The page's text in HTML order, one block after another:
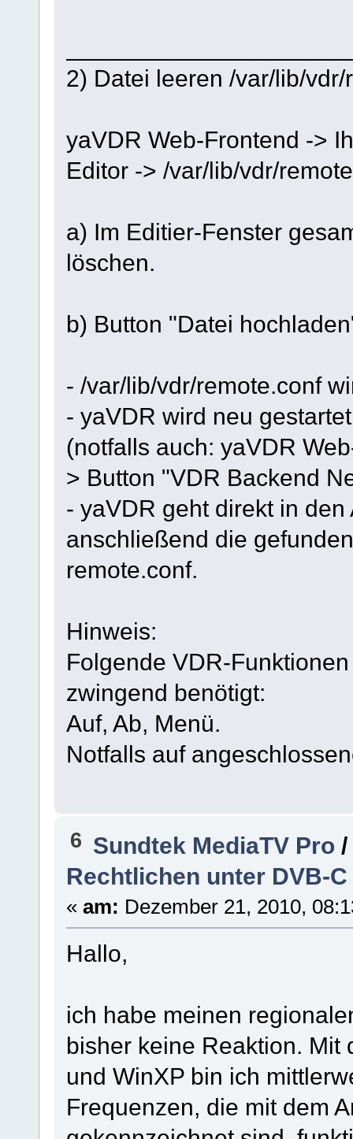
2) Datei leeren /var/lib/vdr/
yaVDR Web-Frontend ->
Editor -> /var/lib/vdr/
a) Im Editier-Fenster
löschen.
b) Button "Datei
- /var/lib/vdr/remote.conf
- yaVDR wird neu gestartet
(notfalls auch: yaVDR
> Button "VDR Backend
- yaVDR geht direkt in
anschließend die
remote.conf.
Hinweis:
Folgende VDR-
zwingend benötigt:
Auf, Ab, Menü.
Notfalls auf
6 Sundtek MediaTV Pro
Rechtlichen unter DVB-C
« am: Dezember 21, 2010,
Hallo,
ich habe meinen
bisher keine Reaktion. Mit
und WinXP bin ich
Frequenzen, die mit dem